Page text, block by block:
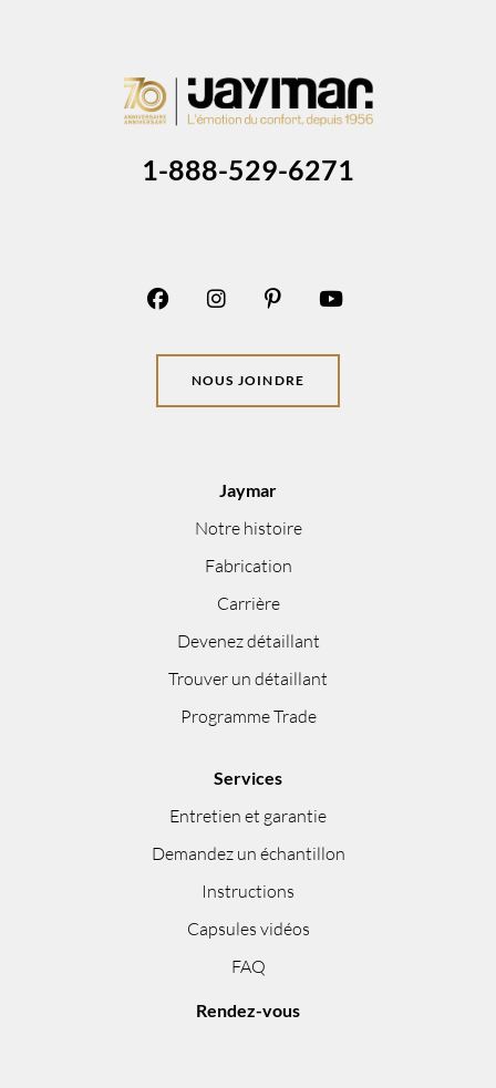
1-888-529-6271
NOUS JOINDRE
Jaymar
Notre histoire
Fabrication
Carrière
Devenez détaillant
Trouver un détaillant
Programme Trade
Services
Entretien et garantie
Demandez un échantillon
Instructions
Capsules vidéos
FAQ
Rendez-vous